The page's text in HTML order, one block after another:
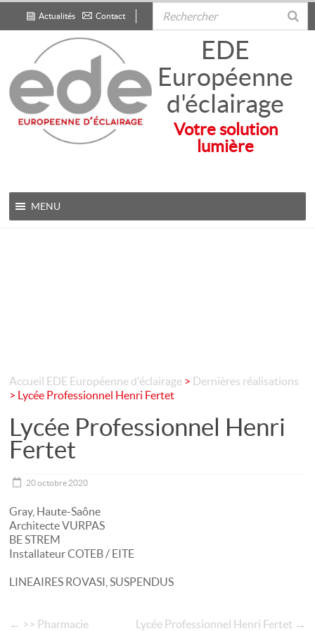
Contact
Actualités
EDE
Européenne
d'éclairage
Votre solution
lumière
MENU
Accueil EDE Européenne d'éclairage > Dernières réalisations
>
Lycée Professionnel Henri Fertet
Lycée Professionnel Henri
Fertet
20 octobre 2020
Gray, Haute-Saône
Architecte VURPAS
BE STREM
Installateur COTEB / EITE
LINEAIRES ROVASI, SUSPENDUS
← >> Pharmacie Lycée Professionnel Henri Fertet →